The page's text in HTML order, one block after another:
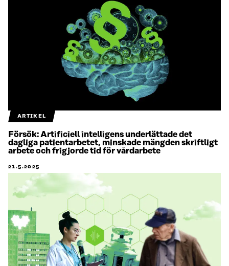
ARTIKEL
Försök: Artificiell intelligens underlättade det
dagliga patientarbetet, minskade mängden skriftligt
arbete och frigjorde tid för vårdarbete
21.5.2025